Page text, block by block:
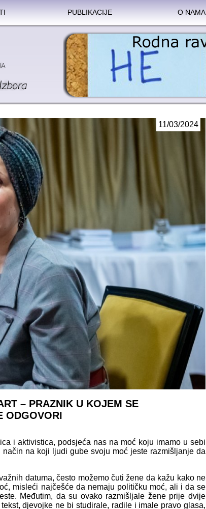
PUBLIKACIJE O NAMA
11/03/2024
– PRAZNIK U KOJEM SE
ODGOVORI
i aktivistica, podsjeća nas na moć koju imamo u sebi
na koji ljudi gube svoju moć jeste razmišljanje da
datuma, često možemo čuti žene da kažu kako ne
misleći najčešće da nemaju političku moć, ali i da se
Međutim, da su ovako razmišljale žene prije dvije
djevojke ne bi studirale, radile i imale pravo glasa,